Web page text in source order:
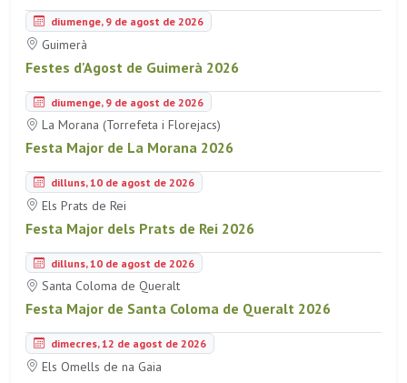
diumenge, 9 de agost de 2026
Guimerà
Festes d'Agost de Guimerà 2026
diumenge, 9 de agost de 2026
La Morana (Torrefeta i Florejacs)
Festa Major de La Morana 2026
dilluns, 10 de agost de 2026
Els Prats de Rei
Festa Major dels Prats de Rei 2026
dilluns, 10 de agost de 2026
Santa Coloma de Queralt
Festa Major de Santa Coloma de Queralt 2026
dimecres, 12 de agost de 2026
Els Omells de na Gaia